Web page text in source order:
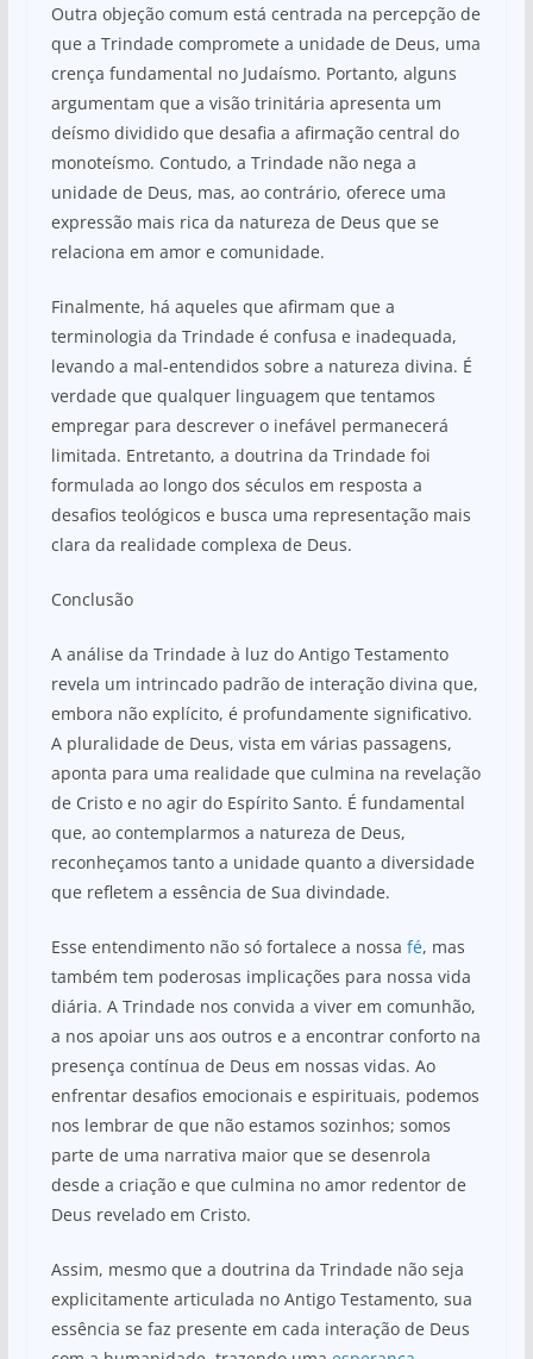
Outra objeção comum está centrada na percepção de
que a Trindade compromete a unidade de Deus, uma
crença fundamental no Judaísmo. Portanto, alguns
argumentam que a visão trinitária apresenta um
deísmo dividido que desafia a afirmação central do
monoteísmo. Contudo, a Trindade não nega a
unidade de Deus, mas, ao contrário, oferece uma
expressão mais rica da natureza de Deus que se
relaciona em amor e comunidade.
Finalmente, há aqueles que afirmam que a
terminologia da Trindade é confusa e inadequada,
levando a mal-entendidos sobre a natureza divina. É
verdade que qualquer linguagem que tentamos
empregar para descrever o inefável permanecerá
limitada. Entretanto, a doutrina da Trindade foi
formulada ao longo dos séculos em resposta a
desafios teológicos e busca uma representação mais
clara da realidade complexa de Deus.
Conclusão
A análise da Trindade à luz do Antigo Testamento
revela um intrincado padrão de interação divina que,
embora não explícito, é profundamente significativo.
A pluralidade de Deus, vista em várias passagens,
aponta para uma realidade que culmina na revelação
de Cristo e no agir do Espírito Santo. É fundamental
que, ao contemplarmos a natureza de Deus,
reconheçamos tanto a unidade quanto a diversidade
que refletem a essência de Sua divindade.
Esse entendimento não só fortalece a nossa fé, mas
também tem poderosas implicações para nossa vida
diária. A Trindade nos convida a viver em comunhão,
a nos apoiar uns aos outros e a encontrar conforto na
presença contínua de Deus em nossas vidas. Ao
enfrentar desafios emocionais e espirituais, podemos
nos lembrar de que não estamos sozinhos; somos
parte de uma narrativa maior que se desenrola
desde a criação e que culmina no amor redentor de
Deus revelado em Cristo.
Assim, mesmo que a doutrina da Trindade não seja
explicitamente articulada no Antigo Testamento, sua
essência se faz presente em cada interação de Deus